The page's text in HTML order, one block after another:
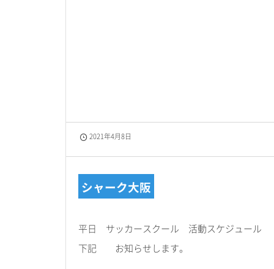
2021年4月8日
シャーク大阪
平日 サッカースクール 活動スケジュール
下記 お知らせします。